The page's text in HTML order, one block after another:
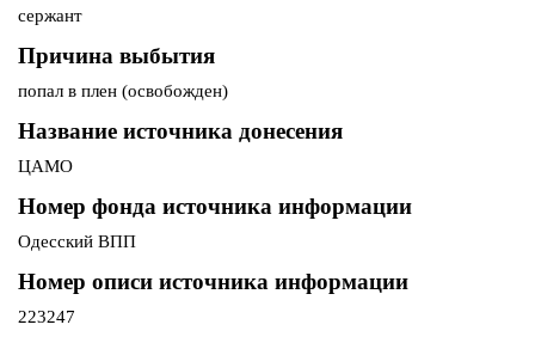
сержант
Причина выбытия
попал в плен (освобожден)
Название источника донесения
ЦАМО
Номер фонда источника информации
Одесский ВПП
Номер описи источника информации
223247